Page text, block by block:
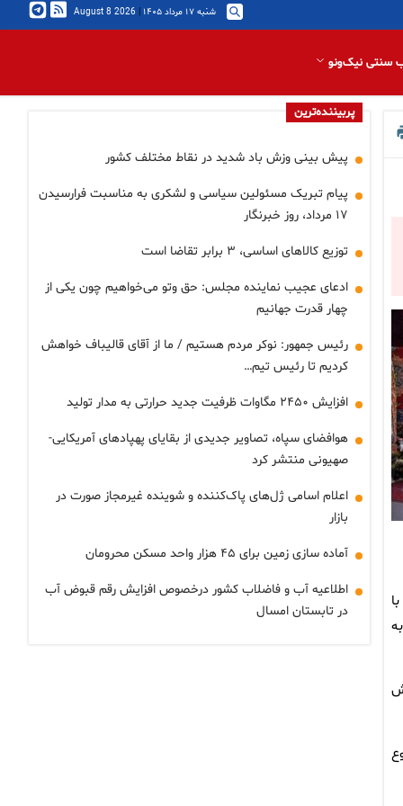
شنبه ۱۷ مرداد ۱۴۰۵ |
2026 August 8
سنتی نیک‌ونو
با
تنوع
پربیننده‌ترین
پیش بینی وزش باد شدید در نقاط مختلف کشور
پیام تبریک مسئولین سیاسی و لشکری به مناسبت فرارسیدن
۱۷ مرداد، روز خبرنگار
توزیع کالاهای اساسی، ۳ برابر تقاضا است
ادعای عجیب نماینده مجلس: حق وتو می‌خواهیم چون یکی از
چهار قدرت جهانیم
رئیس جمهور: نوکر مردم هستیم / ما از آقای قالیباف خواهش
کردیم تا رئیس تیم…
افزایش ۲۴۵۰ مگاوات ظرفیت جدید حرارتی به مدار تولید
هوافضای سپاه، تصاویر جدیدی از بقایای پهپادهای آمریکایی-
صهیونی منتشر کرد
اعلام اسامی ژل‌های پاک‌کننده و شوینده غیرمجاز صورت در
بازار
آماده سازی زمین برای ۴۵ هزار واحد مسکن محرومان
اطلاعیه آب و فاضلاب کشور درخصوص افزایش رقم قبوض آب
در تابستان امسال